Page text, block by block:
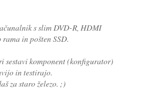
s slim DVD-R, HDMI
in pošten SSD.
sestavi komponent (konfigurator)
in testirajo.
za staro železo. ;)